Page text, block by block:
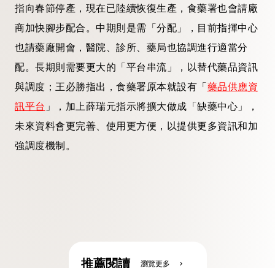
指向春節停產，現在已陸續恢復生產，食藥署也會請廠
商加快腳步配合。中期則是需「分配」，目前指揮中心
也請藥廠開會，醫院、診所、藥局也協調進行適當分
配。長期則需要更大的「平台串流」，以替代藥品資訊
與調度；王必勝指出，食藥署原本就設有「 藥品供應資
訊平台 」，加上薛瑞元指示將擴大做成「缺藥中心」，
未來資料會更完善、使用更方便，以提供更多資訊和加
強調度機制。
推薦閱讀 瀏覽更多 chevron_right